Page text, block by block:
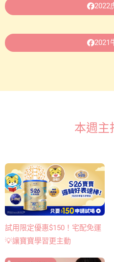
2022
2021
本週主
試用限定優惠$150！宅配免運
💡讓寶寶學習更主動